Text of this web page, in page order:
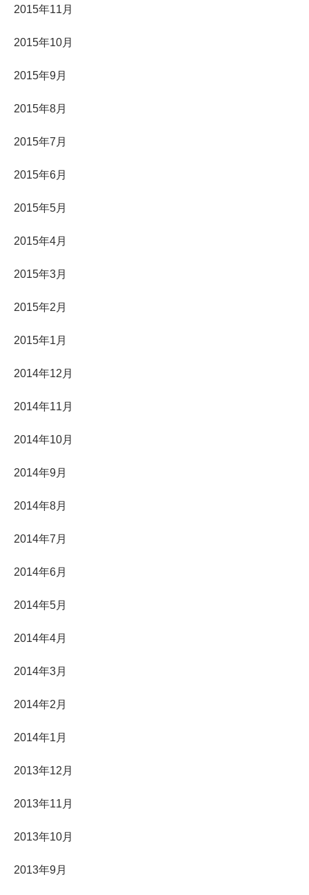
2015年11月
2015年10月
2015年9月
2015年8月
2015年7月
2015年6月
2015年5月
2015年4月
2015年3月
2015年2月
2015年1月
2014年12月
2014年11月
2014年10月
2014年9月
2014年8月
2014年7月
2014年6月
2014年5月
2014年4月
2014年3月
2014年2月
2014年1月
2013年12月
2013年11月
2013年10月
2013年9月